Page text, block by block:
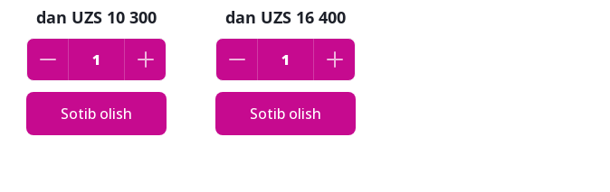
dan UZS 10 300
Sotib olish
dan UZS 16 400
Sotib olish